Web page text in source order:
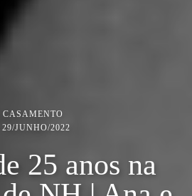
CASAMENTO
29/JUNHO/2022
25 anos na